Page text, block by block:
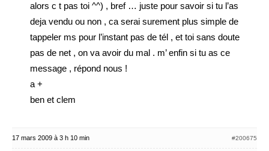
alors c t pas toi ^^) , bref … juste pour savoir si tu l’as
deja vendu ou non , ca serai surement plus simple de
tappeler ms pour l’instant pas de tél , et toi sans doute
pas de net , on va avoir du mal . m’ enfin si tu as ce
message , répond nous !
a +
ben et clem
17 mars 2009 à 3 h 10 min #200675